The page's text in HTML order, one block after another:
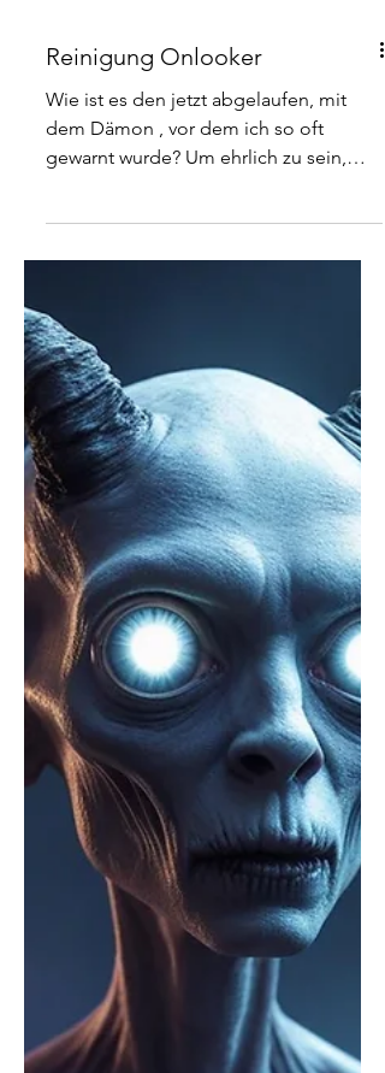
Reinigung Onlooker
Wie ist es den jetzt abgelaufen, mit
dem Dämon , vor dem ich so oft
gewarnt wurde? Um ehrlich zu sein,
ziemlich unspektakulär. Da sich das
ganze über Monate gezogen hat, habe
ich natürlich kein Protokoll
geschrieben. War mal wieder eine
ziemlich schlechte Idee, denn jetzt
musste ich alles nach einem Jahr
wieder aus dem Kopf rekonstruieren.
Na ja, das wichtigste ist mir im
Gedächtnis geblieben, also wünsche
ich euch viel Spaß beim Lesen. Ich
hatte damals eigentlich vor ein paa